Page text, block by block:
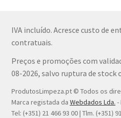
IVA incluído. Acresce custo de
contratuais.
Preços e promoções com
08-2026, salvo ruptura de
ProdutosLimpeza.pt © Todos os
Marca registada da Webdados Lda. -
Tel: (+351) 21 466 93 00 | Tlm. (+351)